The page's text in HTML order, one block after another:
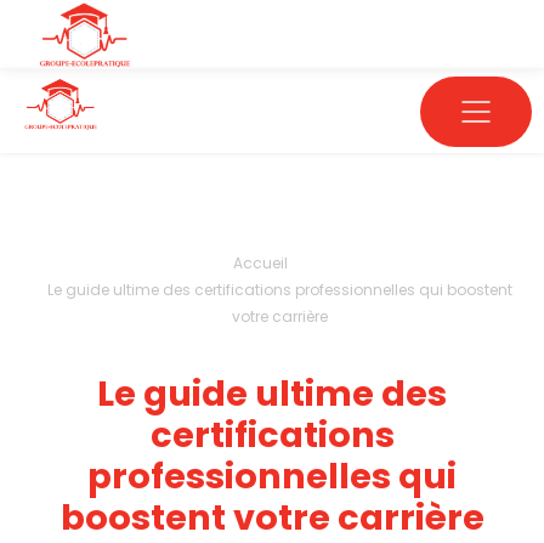
Accueil
Le guide ultime des certifications professionnelles qui boostent
votre carrière
Le guide ultime des
certifications
professionnelles qui
boostent votre carrière